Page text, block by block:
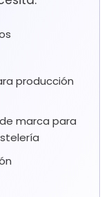
producción
marca para